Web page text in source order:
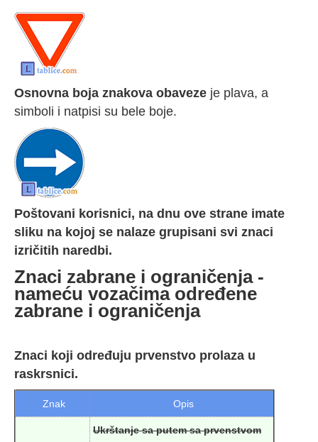
Osnovna boja znakova obaveze je plava, a
simboli i natpisi su bele boje.
Poštovani korisnici, na dnu ove strane imate
sliku na kojoj se nalaze grupisani svi znaci
izričitih naredbi.
Znaci zabrane i ograničenja -
nameću vozačima određene
zabrane i ograničenja
Znaci koji određuju prvenstvo prolaza u
raskrsnici.
Znak Opis
Ukrštanje sa putem sa prvenstvom